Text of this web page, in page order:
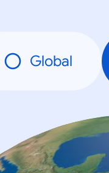
Global